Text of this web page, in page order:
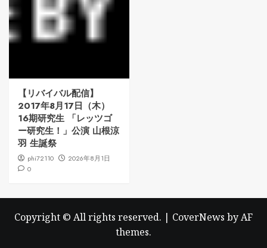
【リバイバル配信】
2017年8月17日（木）
16期研究生 「レッツゴ
ー研究生！」公演 山根涼
羽 生誕祭
phi72110
2026年8月1日
0
Copyright © All rights reserved. | CoverNews by AF
themes.